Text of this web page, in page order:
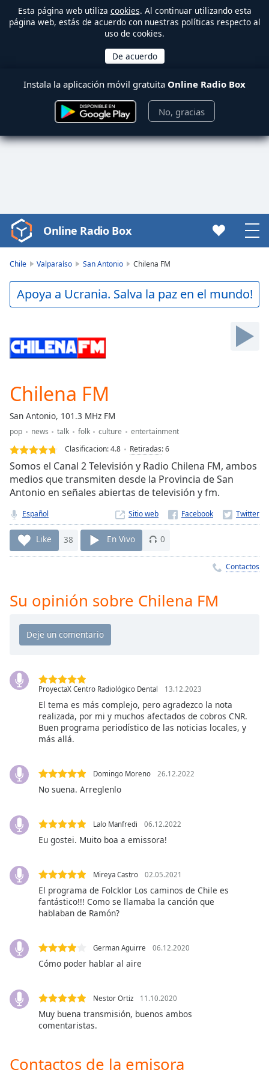
Esta página web utiliza cookies. Al continuar utilizando esta
página web, estás de acuerdo con nuestras políticas respecto al
uso de cookies.
Instala la aplicación móvil gratuita Online Radio Box
No, gracias
Video
Player
Play
Video
Skip
Forward
Current
Time 0:00
Loaded:
0.00%
Stream
TypeLIVE
Seek to
currently
behind
liveLIVE
Remaining
Time-
Playback
Chapters
Descriptions
descriptions
selected
subtitles
settings,
subtitles
settings
dialog
off
,
selected
Picture-
in-
Picture
This
Beginning
Online Radio Box
Chile Valparaíso San Antonio Chilena FM
Apoya a Ucrania. Salva la paz en el mundo!
Chilena FM
San Antonio, 101.3 MHz FM
pop news talk folk culture
entertainment
Clasificacion:4.8 Retiradas:6
Somos el Canal 2 Televisión y Radio Chilena FM, ambos
medios que transmiten desde la Provincia de San
Antonio en señales abiertas de televisión y fm.
Español Sitio web
Like 38 En Vivo 0
Contactos
Su opinión sobre Chilena FM
ProyectaX Centro Radiológico Dental 13.12.2023
El tema es más complejo, pero agradezco la nota
realizada, por mi y muchos afectados de cobros CNR.
Buen programa periodístico de las noticias locales, y
más allá.
Domingo Moreno 26.12.2022
No suena. Arreglenlo
Lalo Manfredi 06.12.2022
Eu gostei. Muito boa a emissora!
Mireya Castro 02.05.2021
El programa de Folcklor Los caminos de Chile es
fantástico!!! Como se llamaba la canción que
hablaban de Ramón?
German Aguirre 06.12.2020
Cómo poder hablar al aire
Nestor Ortiz 11.10.2020
Muy buena transmisión, buenos ambos
comentaristas.
Contactos de la emisora